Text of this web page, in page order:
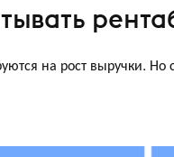
на рост выручки. Но